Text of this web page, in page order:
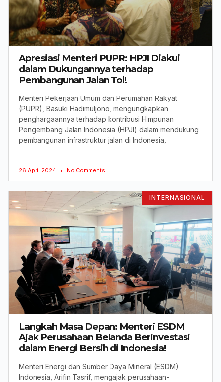
Apresiasi Menteri PUPR: HPJI Diakui
dalam Dukungannya terhadap
Pembangunan Jalan Tol!
Menteri Pekerjaan Umum dan Perumahan Rakyat
(PUPR), Basuki Hadimuljono, mengungkapkan
penghargaannya terhadap kontribusi Himpunan
Pengembang Jalan Indonesia (HPJI) dalam mendukung
pembangunan infrastruktur jalan di Indonesia,
26 April 2024 No Comments
INTERNASIONAL
Langkah Masa Depan: Menteri ESDM
Ajak Perusahaan Belanda Berinvestasi
dalam Energi Bersih di Indonesia!
Menteri Energi dan Sumber Daya Mineral (ESDM)
Indonesia, Arifin Tasrif, mengajak perusahaan-